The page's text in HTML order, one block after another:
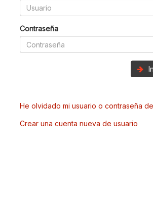
Contraseña
He olvidado mi usuario o contraseña
Crear una cuenta nueva de usuario